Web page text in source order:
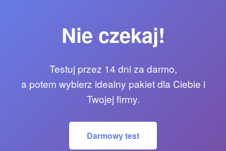
Nie czekaj!
Testuj przez 14 dni za darmo,
a potem wybierz idealny pakiet dla Ciebie i
Twojej firmy.
Darmowy test